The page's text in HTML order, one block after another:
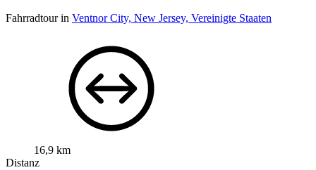
Fahrradtour in Ventnor City, New Jersey, Vereinigte Staaten
16,9 km
Distanz